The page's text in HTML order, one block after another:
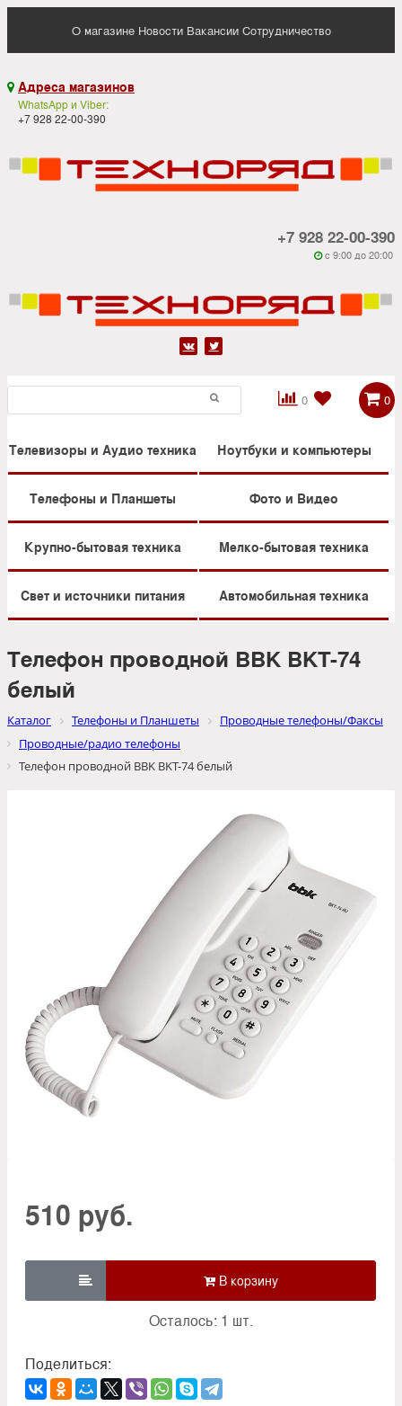
О магазине Новости Вакансии Сотрудничество
 Адреса магазинов
WhatsApp и Viber:
+7 928 22-00-390
+7 928 22-00-390
 c 9:00 до 20:00
 
0

 0
Телевизоры и Аудио техника Ноутбуки и компьютеры
Телефоны и Планшеты Фото и Видео
Крупно-бытовая техника Мелко-бытовая техника
Свет и источники питания Автомобильная техника
Телефон проводной BBK BKT-74
белый
Каталог Телефоны и Планшеты
Проводные телефоны/Факсы
Проводные/радио телефоны
Телефон проводной BBK BKT-74 белый
510 руб.

Осталось: 1 шт.
Поделиться: